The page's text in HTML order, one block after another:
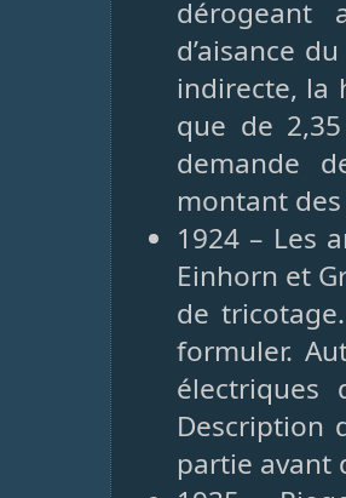
dérogeant
d’aisance
indirecte, la
que de
demande
montant
1924 – Les
Einhorn et
de
formuler.
électriques
Description
partie avant